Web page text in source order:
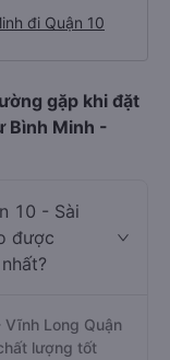
đi Quận 10
gặp khi đặt
Bình Minh -
10 - Sài
được
Vĩnh Long Quận
lượng tốt